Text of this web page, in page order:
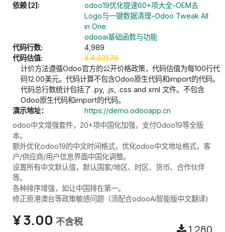
依赖 [2]:
odoo19优化提速60+项大全-OEM去
Logo与一键数据清理-Odoo Tweak All
in One
odooai基础函数与功能
代码行数:
4,989
代码估值:
¥4,931.75
计价方法遵循Odoo官方的公开价格政策，代码估值为每100行代
码12.00美元。代码计算不包含Odoo原生代码和import的代码。
代码总行数统计包括了 .py, .js, .css and xml 文件。不包含
Odoo原生代码和import的代码。
演示地址：
https://demo.odooapp.cn
odoo中文增强套件，20+项中国化加强，支付Odoo19等全版
本。
额外优化odoo19的中文时间格式，优化odoo中文地址格式，客
户/供应商/用户信息界面中国化调整。
设置所有中文默认值，默认国家/地区、时区、货币、合作伙伴
等。
各种排序增强，如让中国排在第一。
修正原港澳台等政策敏感问题（须配合odooAi智能版中文翻译)
¥3.00 不含税
1,280